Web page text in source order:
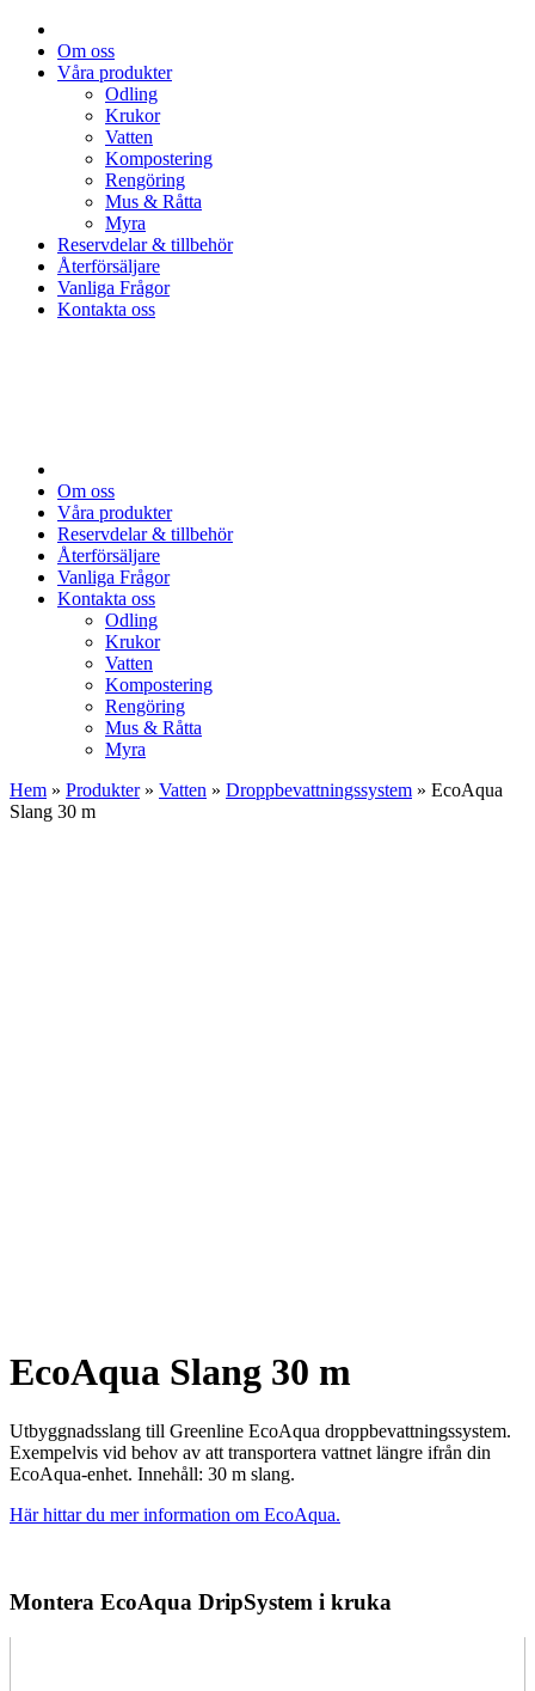
Om oss
Våra produkter
Odling
Krukor
Vatten
Kompostering
Rengöring
Mus & Råtta
Myra
Reservdelar & tillbehör
Återförsäljare
Vanliga Frågor
Kontakta oss
Om oss
Våra produkter
Reservdelar & tillbehör
Återförsäljare
Vanliga Frågor
Kontakta oss
Odling
Krukor
Vatten
Kompostering
Rengöring
Mus & Råtta
Myra
Hem » Produkter» Vatten » Droppbevattningssystem » EcoAqua
Slang 30 m
EcoAqua Slang 30 m
Utbyggnadsslang till Greenline EcoAqua droppbevattningssystem.
Exempelvis vid behov av att transportera vattnet längre ifrån din
EcoAqua-enhet. Innehåll: 30 m slang.
Här hittar du mer information om EcoAqua.
Montera EcoAqua DripSystem i kruka